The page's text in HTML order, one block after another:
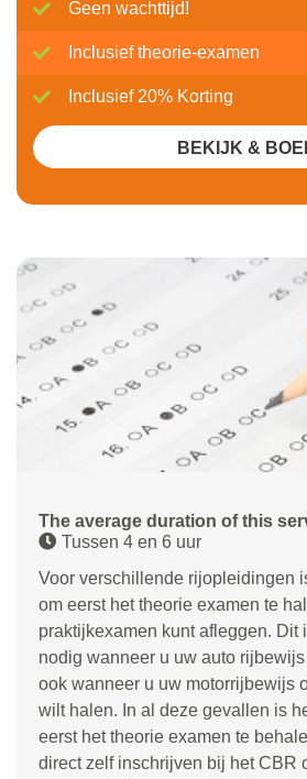
The average duration of this
Tussen 4 en 6 uur
Voor verschillende rijopleidingen
om eerst het theorie examen te
praktijkexamen kunt afleggen. Dit
nodig wanneer u uw auto
ook wanneer u uw motorrijbewijs
wilt halen. In al deze gevallen is
eerst het theorie examen te
direct zelf inschrijven bij het CBR
Geen wachttijd!
Inclusief theorie-examen
Inclusief 20% Korting
BEKIJK &